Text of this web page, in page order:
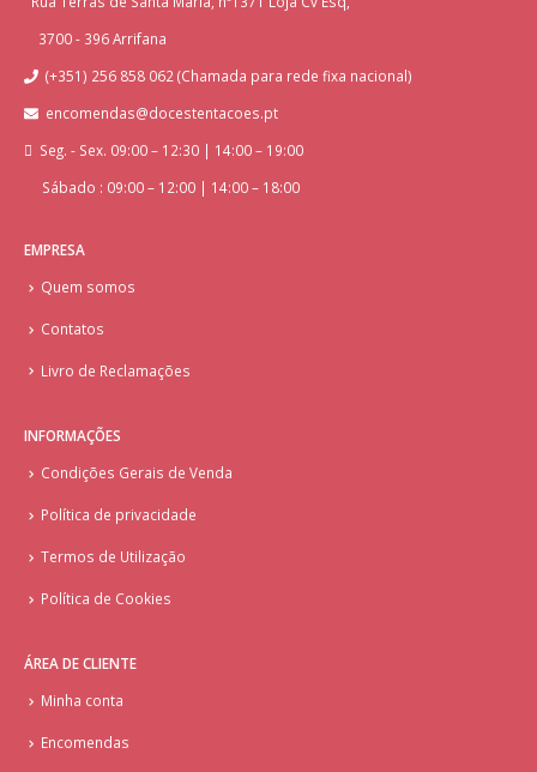
3700 - 396 Arrifana
(+351) 256 858 062 (Chamada para rede fixa nacional)
encomendas@docestentacoes.pt
Seg. - Sex. 09:00 – 12:30 | 14:00 – 19:00
Sábado : 09:00 – 12:00 | 14:00 – 18:00
EMPRESA
Quem somos
Contatos
Livro de Reclamações
INFORMAÇÕES
Condições Gerais de Venda
Política de privacidade
Termos de Utilização
Política de Cookies
ÁREA DE CLIENTE
Minha conta
Encomendas